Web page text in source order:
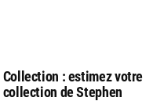
Collection : estimez votre
collection de Stephen